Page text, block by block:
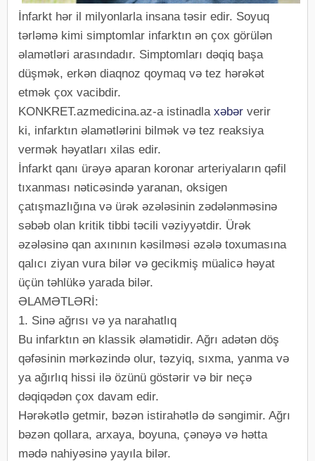
İnfarkt hər il milyonlarla insana təsir edir. Soyuq
tərləmə kimi simptomlar infarktın ən çox görülən
əlamətləri arasındadır. Simptomları dəqiq başa
düşmək, erkən diaqnoz qoymaq və tez hərəkət
etmək çox vacibdir.
KONKRET.azmedicina.az-a istinadla xəbər verir
ki, infarktın əlamətlərini bilmək və tez reaksiya
vermək həyatları xilas edir.
İnfarkt qanı ürəyə aparan koronar arteriyaların qəfil
tıxanması nəticəsində yaranan, oksigen
çatışmazlığına və ürək əzələsinin zədələnməsinə
səbəb olan kritik tibbi təcili vəziyyətdir. Ürək
əzələsinə qan axınının kəsilməsi əzələ toxumasına
qalıcı ziyan vura bilər və gecikmiş müalicə həyat
üçün təhlükə yarada bilər.
ƏLAMƏTLƏRİ:
1. Sinə ağrısı və ya narahatlıq
Bu infarktın ən klassik əlamətidir. Ağrı adətən döş
qəfəsinin mərkəzində olur, təzyiq, sıxma, yanma və
ya ağırlıq hissi ilə özünü göstərir və bir neçə
dəqiqədən çox davam edir.
Hərəkətlə getmir, bəzən istirahətlə də səngimir. Ağrı
bəzən qollara, arxaya, boyuna, çənəyə və hətta
mədə nahiyəsinə yayıla bilər.